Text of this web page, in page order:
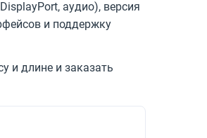
аудио), версия
и поддержку
и длине и заказать